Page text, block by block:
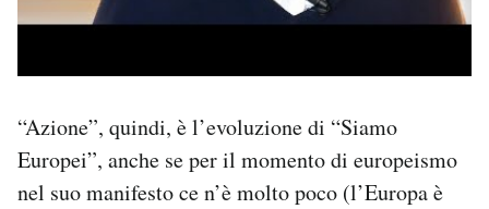
“Azione”, quindi, è l’evoluzione di “Siamo
Europei”, anche se per il momento di europeismo
nel suo manifesto ce n’è molto poco (l’Europa è